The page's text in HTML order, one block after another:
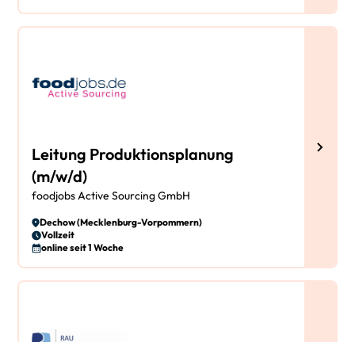
Leitung Produktionsplanung
(m/w/d)
foodjobs Active Sourcing GmbH
Dechow (Mecklenburg-Vorpommern)
Vollzeit
online seit 1 Woche